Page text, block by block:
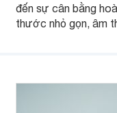
đến sự cân bằng
thước nhỏ gọn, âm